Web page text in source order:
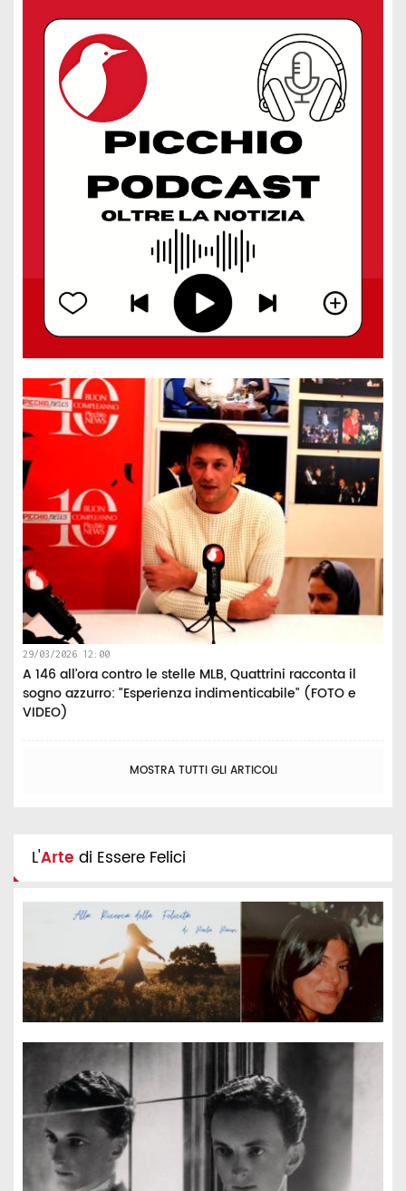
29/03/2026 12:00
A 146 all’ora contro le stelle MLB, Quattrini racconta il
sogno azzurro: "Esperienza indimenticabile" (FOTO e
VIDEO)
MOSTRA TUTTI GLI ARTICOLI
L'Arte di Essere Felici